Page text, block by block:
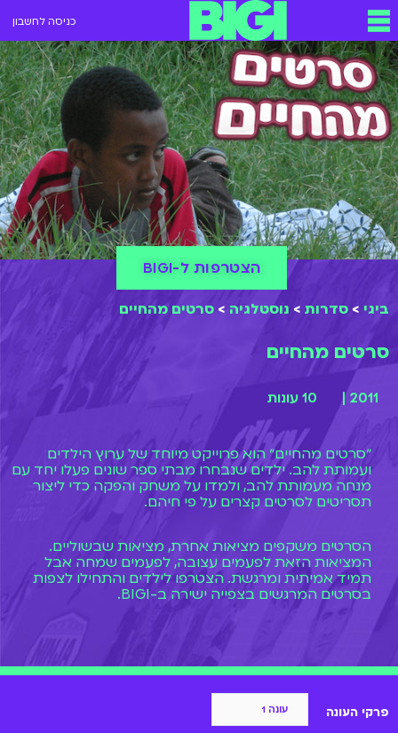
כניסה לחשבון
ביגי > סדרות > נוסטלגיה > סרטים מהחיים
סרטים מהחיים
2011 | 10 עונות
״סרטים מהחיים״ הוא פרוייקט מיוחד של ערוץ הילדים
ועמותת להב. ילדים שנבחרו מבתי ספר שונים פעלו יחד עם
מנחה מעמותת להב, ולמדו על משחק והפקה כדי ליצור
תסריטים לסרטים קצרים על פי חיהם.
הסרטים משקפים מציאות אחרת, מציאות שבשוליים.
המציאות הזאת לפעמים עצובה, לפעמים שמחה אבל
תמיד אמיתית ומרגשת. הצטרפו לילדים והתחילו לצפות
בסרטים המרגשים בצפייה ישירה ב-BIGI.
הצטרפות ל-BIGI
פרקי העונה